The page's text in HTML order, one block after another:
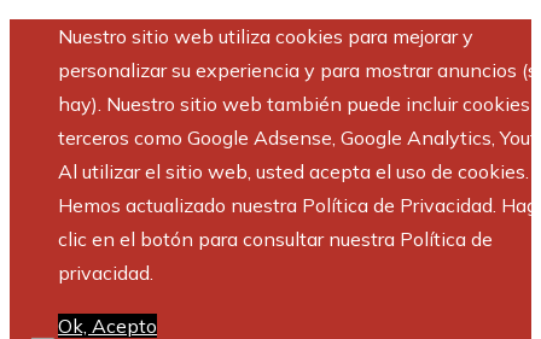
Nuestro sitio web utiliza cookies para mejorar y
personalizar su experiencia y para mostrar anuncios
hay). Nuestro sitio web también puede incluir cookies
terceros como Google Adsense, Google Analytics,
Al utilizar el sitio web, usted acepta el uso de cookies.
Hemos actualizado nuestra Política de Privacidad.
clic en el botón para consultar nuestra Política de
privacidad.
Ok, Acepto